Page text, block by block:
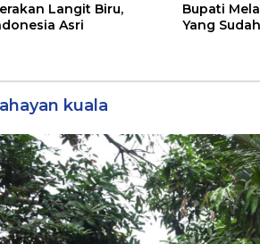
Langit Biru,
Asri
Bupati
Yang
kuala